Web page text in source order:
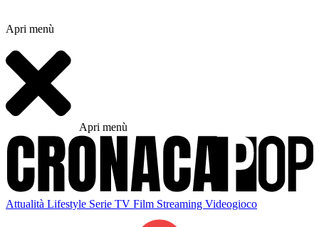
Apri menù
Apri menù
Attualità Lifestyle Serie TV Film Streaming Videogioco